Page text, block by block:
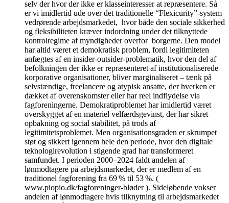
selv der hvor der ikke er klasseinteresser at repræsentere. Så
er vi imidlertid ude over det traditionelle “Flexicurity”-system
vedrørende arbejdsmarkedet, hvor både den sociale sikkerhed
og fleksibiliteten kræver indordning under det tilknyttede
kontrolregime af myndigheder overfor borgerne. Den model
har altid været et demokratisk problem, fordi legitimiteten
anfægtes af en insider-outsider-problematik, hvor den del af
befolkningen der ikke er repræsenteret af institutionaliserede
korporative organisationer, bliver marginaliseret – tænk på
selvstændige, freelancere og atypisk ansatte, der hverken er
dækket af overenskomster eller har reel indflydelse via
fagforeningerne. Demokratiproblemet har imidlertid været
overskygget af en materiel velfærdsgevinst, der har sikret
opbakning og social stabilitet, på trods af
legitimitetsproblemet. Men organisationsgraden er skrumpet
støt og sikkert igennem hele den periode, hvor den digitale
teknologirevolution i stigende grad har transformeret
samfundet. I perioden 2000–2024 faldt andelen af
lønmodtagere på arbejdsmarkedet, der er medlem af en
traditionel fagforening fra 69 % til 53 %. (
www.piopio.dk/fagforeninger-bløder ). Sideløbende vokser
andelen af lønmodtagere hvis tilknytning til arbejdsmarkedet